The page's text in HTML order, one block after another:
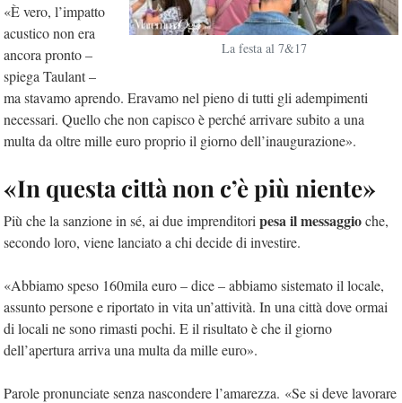
La festa al 7&17
«È vero, l’impatto
acustico non era
ancora pronto –
spiega Taulant –
ma stavamo aprendo. Eravamo nel pieno di tutti gli adempimenti
necessari. Quello che non capisco è perché arrivare subito a una
multa da oltre mille euro proprio il giorno dell’inaugurazione».
«In questa città non c’è più niente»
Più che la sanzione in sé, ai due imprenditori pesa il messaggioche,
secondo loro, viene lanciato a chi decide di investire.
«Abbiamo speso 160mila euro – dice – abbiamo sistemato il locale,
assunto persone e riportato in vita un’attività. In una città dove ormai
di locali ne sono rimasti pochi. E il risultato è che il giorno
dell’apertura arriva una multa da mille euro».
Parole pronunciate senza nascondere l’amarezza. «Se si deve lavorare